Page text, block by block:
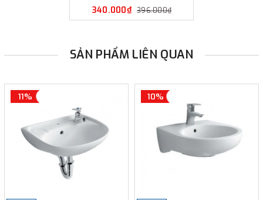
340.000₫ 396.000₫
SẢN PHẨM LIÊN QUAN
11% 10%